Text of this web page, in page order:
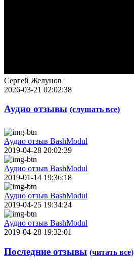
Сергей Желунов
2026-03-21 02:02:38
Аудио отзывы (слушать все)
Аудио отзыв BashModul
2019-04-28 20:02:39
Аудио отзыв BashModul
2019-01-14 19:36:18
Аудио отзыв BashModul
2019-04-25 19:34:24
Аудио отзыв BashModul
2019-04-28 19:32:01
Последние отзывы (читать все)